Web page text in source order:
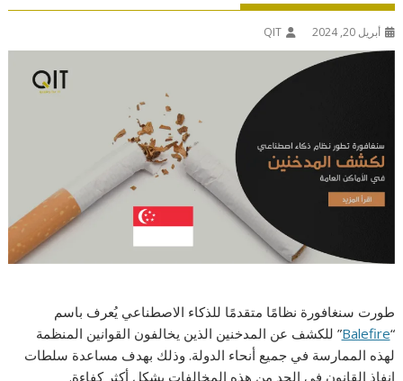
أبريل 20, 2024 QIT
طورت سنغافورة نظامًا متقدمًا للذكاء الاصطناعي يُعرف باسم
“
Balefire” للكشف عن المدخنين الذين يخالفون القوانين المنظمة
لهذه الممارسة في جميع أنحاء الدولة. وذلك بهدف مساعدة سلطات
إنفاذ القانون في الحد من هذه المخالفات بشكل أكثر كفاءة.